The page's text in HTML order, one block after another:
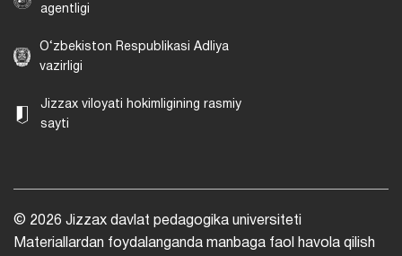
agentligi
O‘zbekiston Respublikasi Adliya
vazirligi
Jizzax viloyati hokimligining rasmiy
sayti
© 2026 Jizzax davlat pedagogika universiteti
Materiallardan foydalanganda manbaga faol havola qilish